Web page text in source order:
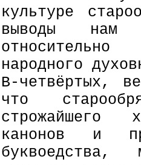
культуре
выводы нам
относительно
народного
В-четвёртых,
что
строжайшего
канонов и
буквоедства,